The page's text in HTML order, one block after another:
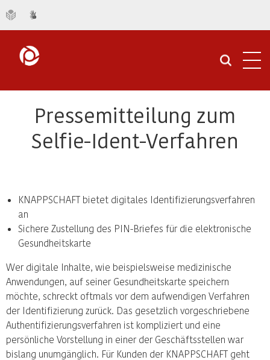
Pressemitteilung zum
Selfie-Ident-Verfahren
KNAPPSCHAFT bietet digitales Identifizierungsverfahren
an
Sichere Zustellung des PIN-Briefes für die elektronische
Gesundheitskarte
Wer digitale Inhalte, wie beispielsweise medizinische
Anwendungen, auf seiner Gesundheitskarte speichern
möchte, schreckt oftmals vor dem aufwendigen Verfahren
der Identifizierung zurück. Das gesetzlich vorgeschriebene
Authentifizierungsverfahren ist kompliziert und eine
persönliche Vorstellung in einer der Geschäftsstellen war
bislang unumgänglich. Für Kunden der KNAPPSCHAFT geht